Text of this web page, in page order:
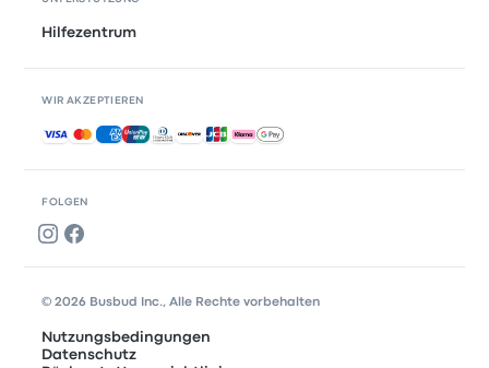
FOLGEN
Hilfezentrum
WIR AKZEPTIEREN
Akzeptierte Zahlungsmethoden
© 2026 Busbud Inc., Alle Rechte vorbehalten
Nutzungsbedingungen
Datenschutz